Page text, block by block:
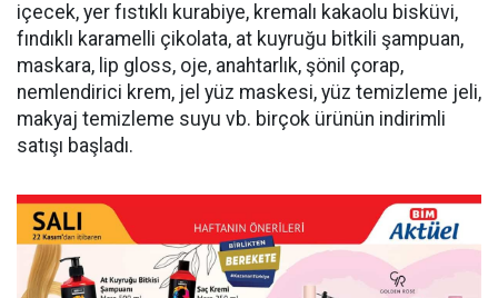
içecek, yer fıstıklı kurabiye, kremalı kakaolu bisküvi,
fındıklı karamelli çikolata, at kuyruğu bitkili şampuan,
maskara, lip gloss, oje, anahtarlık, şönil çorap,
nemlendirici krem, jel yüz maskesi, yüz temizleme jeli,
makyaj temizleme suyu vb. birçok ürünün indirimli
satışı başladı.